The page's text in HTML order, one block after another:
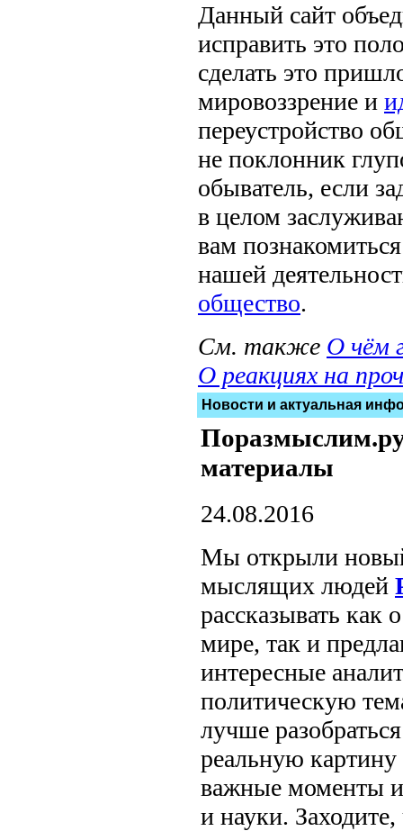
Данный сайт
исправить это
сделать это
мировоззрение и
переустройство
не поклонник
обыватель, если
в целом
вам
нашей
общество.
См. также О чём
О реакциях на
Новости и актуальная
материалы
24.08.2016
Мы открыли
мыслящих людей
рассказывать как
мире, так и
интересные
политическую
лучше
реальную картину
важные моменты
и науки.